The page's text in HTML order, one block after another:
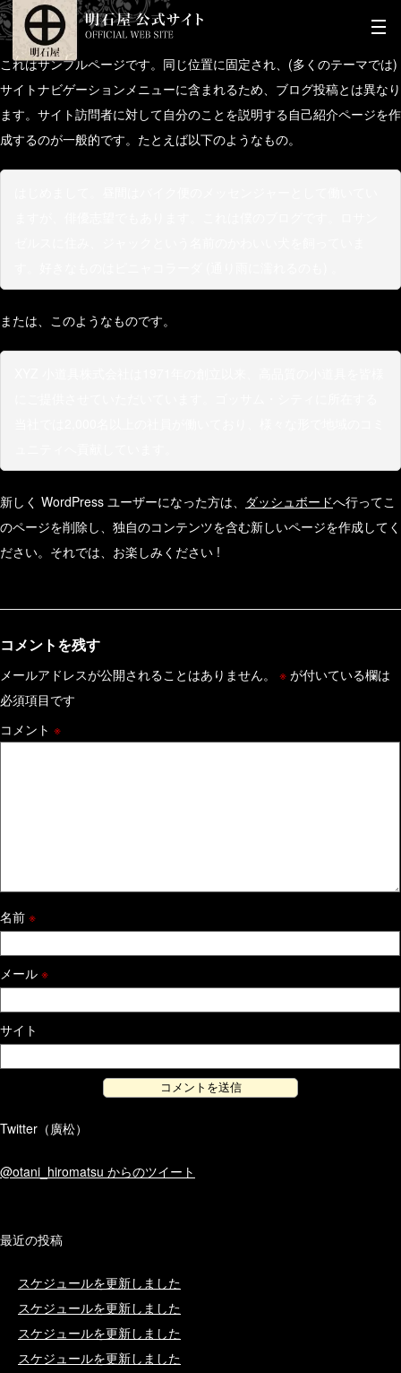
これはサンプルページです。同じ位置に固定され、(多くのテーマでは)
サイトナビゲーションメニューに含まれるため、ブログ投稿とは異なり
ます。サイト訪問者に対して自分のことを説明する自己紹介ページを作
成するのが一般的です。たとえば以下のようなもの。
または、このようなものです。
新しく WordPress ユーザーになった方は、 ダッシュボードへ行ってこ
のページを削除し、独自のコンテンツを含む新しいページを作成してく
ださい。それでは、お楽しみください !
コメントを残す
メールアドレスが公開されることはありません。 ※ が付いている欄は
必須項目です
コメント ※
名前 ※
メール ※
サイト
Twitter（廣松）
@otani_hiromatsu からのツイート
最近の投稿
スケジュールを更新しました
スケジュールを更新しました
スケジュールを更新しました
スケジュールを更新しました